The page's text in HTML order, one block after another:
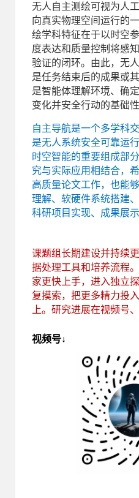
无人自主测绘可视为人
向真实物理空间运行的
绘学科特征在于以时空
度表达和质量控制将感
验证的闭环。由此，无
是任务结束后的成果或
是智能体理解环境、确
变化并安全行动的基础性
自主导航是一个多学科
是无人系统安全可靠运
时空智能的重要组成部
究与实际应用相结合，
高质量论文工作，也能
理解、软硬件系统搭建
科研项目实现、成果展
课题组长期建设并持续
据处理工具和培养流程
家更快上手，进入独立
复摸索，把更多精力投
上。研究进展在视频号
视频号↓